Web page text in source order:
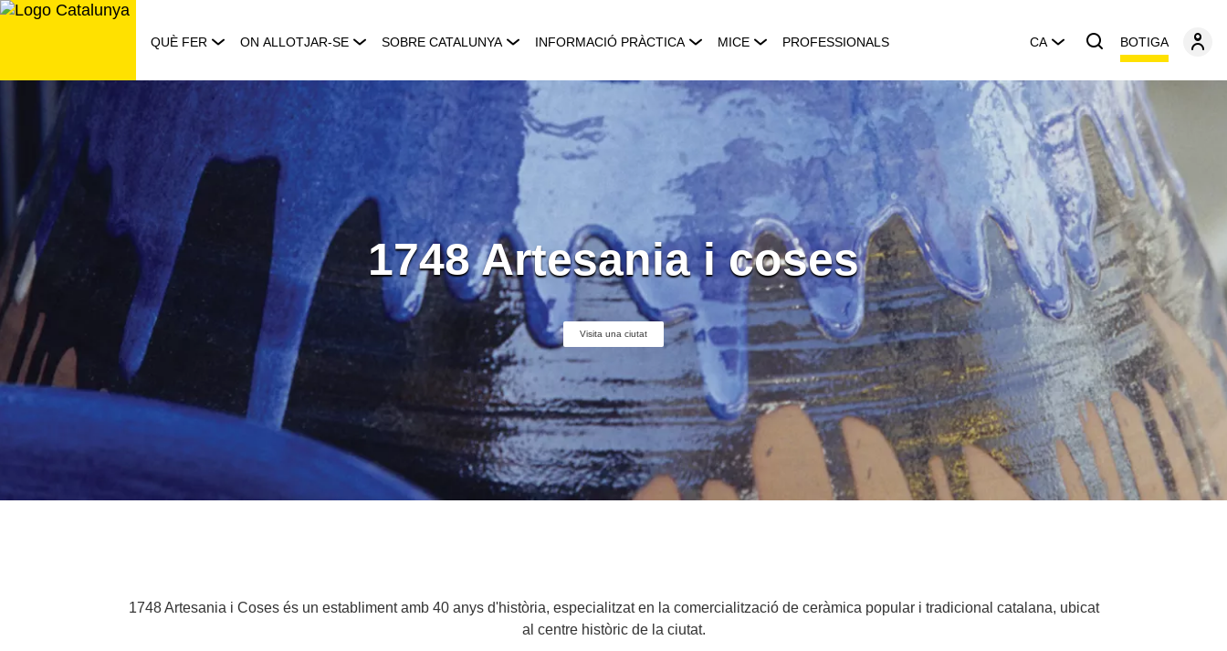
Saltar
QUÈ FER ON ALLOTJAR-SE SOBRE CATALUNYA INFORMACIÓ PRÀCTICA MICE PROFESSIONALS CA BOTIGA
1748 Artesania i coses
Visita una ciutat
1748 Artesania i Coses és un establiment amb 40 anys d'història, especialitzat en la comercialització de ceràmica popular i tradicional catalana, ubicat
al centre històric de la ciutat.